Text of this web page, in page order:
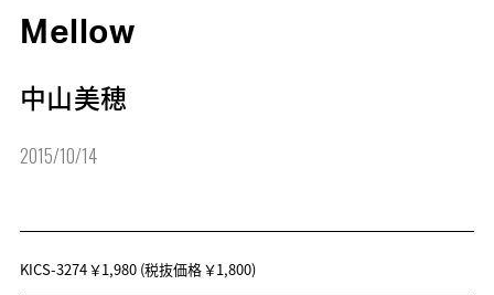
Mellow
中山美穂
2015/10/14
KICS-3274￥1,980(税抜価格 ￥1,800)